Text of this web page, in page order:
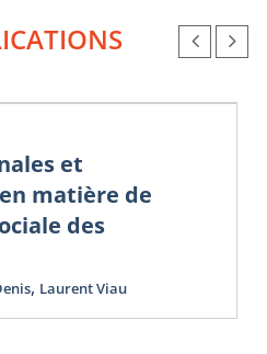
et
matière de
des
, Laurent Viau